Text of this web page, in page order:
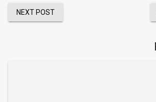
NEXT POST